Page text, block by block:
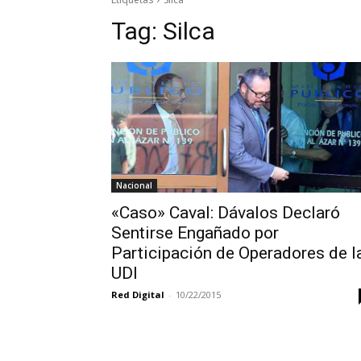
Tag: Silca
Nacional
«Caso» Caval: Dávalos Declaró
Sentirse Engañado por
Participación de Operadores de
UDI
Red Digital - 10/22/2015